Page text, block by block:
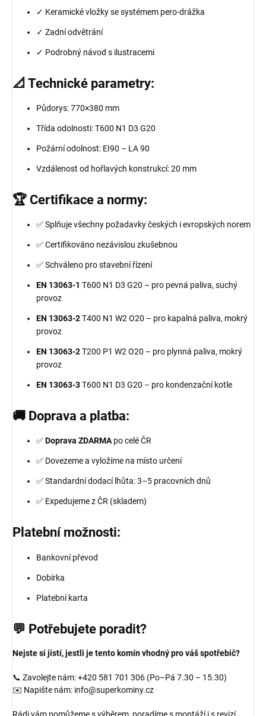
✓ Keramické vložky se systémem pero-drážka
✓ Zadní odvětrání
✓ Podrobný návod s ilustracemi
📐 Technické parametry:
Půdorys: 770×380 mm
Třída odolnosti: T600 N1 D3 G20
Požární odolnost: EI90 – LA 90
Vzdálenost od hořlavých konstrukcí: 20 mm
🏆 Certifikace a normy:
✅ Splňuje všechny požadavky českých i evropských norem
✅ Certifikováno nezávislou zkušebnou
✅ Schváleno pro stavební řízení
EN 13063-1 T600 N1 D3 G20 – pro pevná paliva, suchý
provoz
EN 13063-2T400 N1 W2 O20 – pro kapalná paliva, mokrý
provoz
EN 13063-2T200 P1 W2 O20 – pro plynná paliva, mokrý
provoz
EN 13063-3T600 N1 D3 G20 – pro kondenzační kotle
🚚 Doprava a platba:
✅Doprava ZDARMApo celé ČR
✅ Dovezeme a vyložíme na místo určení
✅ Standardní dodací lhůta: 3–5 pracovních dnů
✅ Expedujeme z ČR (skladem)
Platební možnosti:
Bankovní převod
Dobírka
Platební karta
💬 Potřebujete poradit?
Nejste si jistí, jestli je tento komín vhodný pro váš spotřebič?
📞 Zavolejte nám: +420 581 701 306 (Po–Pá 7.30 – 15.30)
✉️ Napište nám: info@superkominy.cz
Rádi vám pomůžeme s výběrem, poradíme s montáží i s revizí.